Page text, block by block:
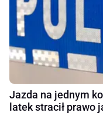
Jazda na jednym
latek stracił prawo